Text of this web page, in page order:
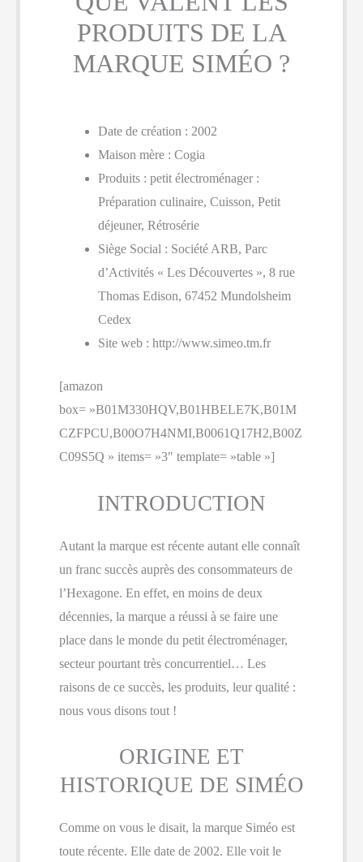
PRODUITS DE LA
MARQUE SIMÉO ?
Date de création : 2002
Maison mère : Cogia
Produits : petit électroménager :
Préparation culinaire, Cuisson, Petit
déjeuner, Rétrosérie
Siège Social : Société ARB, Parc
d’Activités « Les Découvertes », 8 rue
Thomas Edison, 67452 Mundolsheim
Cedex
Site web : http://www.simeo.tm.fr
[amazon
box= »B01M330HQV,B01HBELE7K,B01M
CZFPCU,B00O7H4NMI,B0061Q17H2,B00Z
C09S5Q » items= »3″ template= »table »]
INTRODUCTION
Autant la marque est récente autant elle connaît
un franc succès auprès des consommateurs de
l’Hexagone. En effet, en moins de deux
décennies, la marque a réussi à se faire une
place dans le monde du petit électroménager,
secteur pourtant très concurrentiel… Les
raisons de ce succès, les produits, leur qualité :
nous vous disons tout !
ORIGINE ET
HISTORIQUE DE SIMÉO
Comme on vous le disait, la marque Siméo est
toute récente. Elle date de 2002. Elle voit le